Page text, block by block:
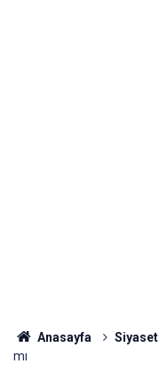
Anasayfa Siyaset
mı